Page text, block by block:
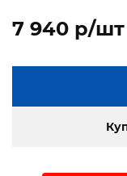
7 940 p/шт